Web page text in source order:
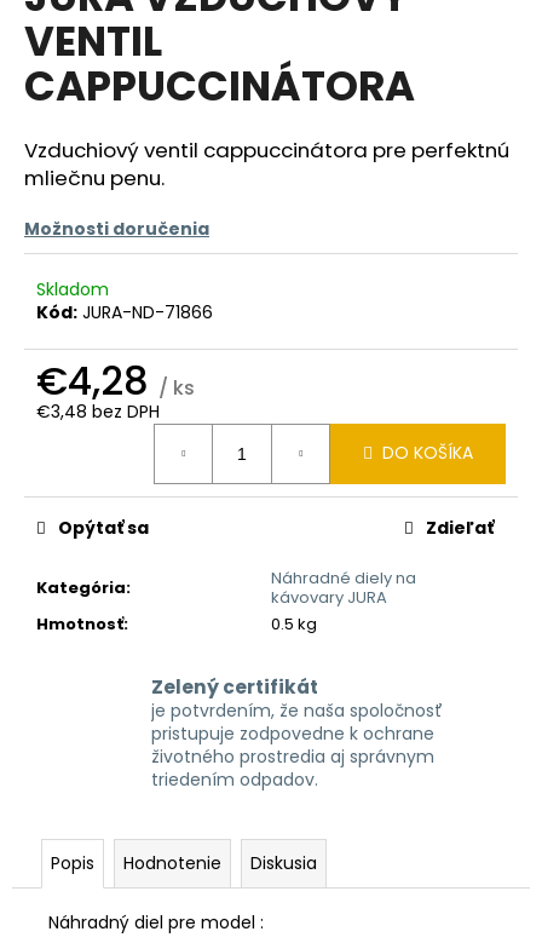
0,0
z
5
hviezdičiek.
VENTIL
CAPPUCCINÁTORA
Vzduchiový ventil cappuccinátora pre perfektnú
mliečnu penu.
Možnosti doručenia
Skladom
Kód: JURA-ND-71866
€4,28 / ks
€3,48 bez DPH
DO KOŠÍKA
Kategória:
Náhradné diely na
kávovary JURA
Hmotnosť: 0.5 kg
Opýtať sa Zdieľať
Zelený certifikát
je potvrdením, že naša spoločnosť
pristupuje zodpovedne k ochrane
životného prostredia aj správnym
triedením odpadov.
Popis Hodnotenie Diskusia
Náhradný diel pre model :
á
j
s
?
O
d
r
ú
m
e